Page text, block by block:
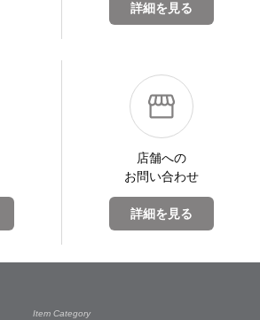
詳細を見る
店舗への
お問い合わせ
詳細を見る
Item Category